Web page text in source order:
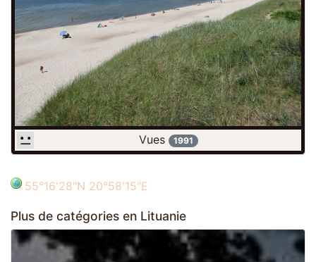
Vues 1991
55°16'28"N 20°58'15"E
Plus de catégories en Lituanie